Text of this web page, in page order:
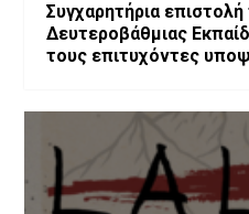
Συγχαρητήρια
Δευτεροβάθμιας
τους επιτυχόντες